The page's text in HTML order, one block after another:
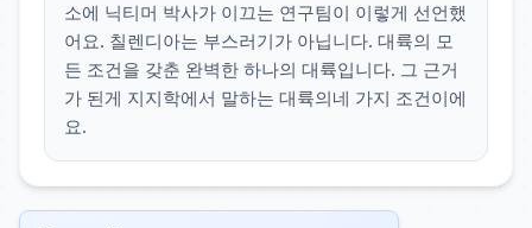
소에 닉티머 박사가 이끄는 연구팀이 이렇게 선언했
어요. 칠렌디아는 부스러기가 아닙니다. 대륙의 모
든 조건을 갖춘 완벽한 하나의 대륙입니다. 그 근거
가 된게 지지학에서 말하는 대륙의네 가지 조건이에
요.